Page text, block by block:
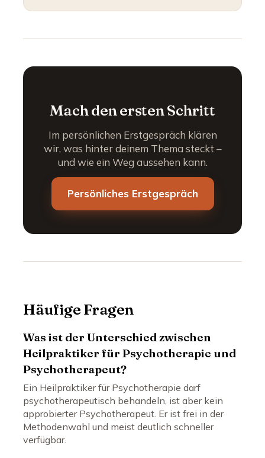
Mach den ersten Schritt
Im persönlichen Erstgespräch klären
wir, was hinter deinem Thema steckt –
und wie ein Weg aussehen kann.
Persönliches Erstgespräch
Häufige Fragen
Was ist der Unterschied zwischen
Heilpraktiker für Psychotherapie und
Psychotherapeut?
Ein Heilpraktiker für Psychotherapie darf
psychotherapeutisch behandeln, ist aber kein
approbierter Psychotherapeut. Er ist frei in der
Methodenwahl und meist deutlich schneller
verfügbar.